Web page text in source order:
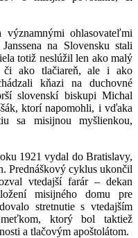
ohlasovateľmi
na Slovensku stali
totiž neslúžil len ako malý
či ako tlačiareň, ale i ako
kňazi na duchovné
slovenskí biskupi Michal
ktorí napomohli, i vďaka
sa misijnou myšlienkou,
1921 vydal do Bratislavy,
Prednáškový cyklus ukončil
vtedajší farár – dekan
misijného domu pre
stretnutie s vtedajším
ktorý bol taktiež
a tlačovým apoštolátom.